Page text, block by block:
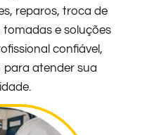
reparos, troca de
tomadas e soluções
confiável,
para atender sua